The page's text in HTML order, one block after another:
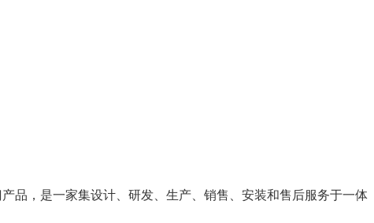
品，是一家集设计、研发、生产、销售、安装和售后服务于一体